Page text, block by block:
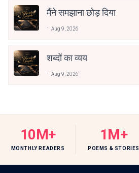
मैंने समझाना छोड़ दिया
Aug 9, 2026
शब्दों का व्यय
Aug 9, 2026
10M+
MONTHLY READERS
1M+
POEMS & STORIES